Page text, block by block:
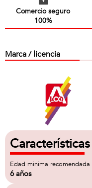
Comercio seguro
100%
Marca / licencia
Características
Edad minima recomendada
6 años